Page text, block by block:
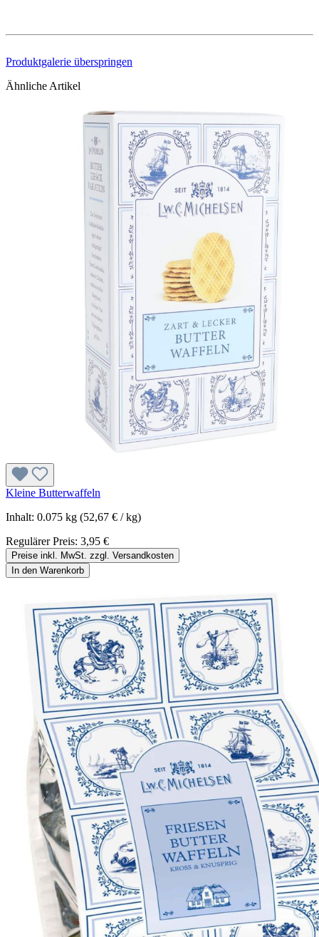
Produktgalerie überspringen
Ähnliche Artikel
Kleine Butterwaffeln
Inhalt: 0.075 kg (52,67 € / kg)
Regulärer Preis: 3,95 €
Preise inkl. MwSt. zzgl. Versandkosten
In den Warenkorb